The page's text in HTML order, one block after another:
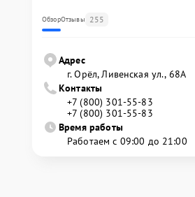
ОбзорОтзывы 255
Адрес
г. Орёл, Ливенская ул., 68А
Контакты
+7 (800) 301-55-83
+7 (800) 301-55-83
Время работы
Работаем с 09:00 до 21:00